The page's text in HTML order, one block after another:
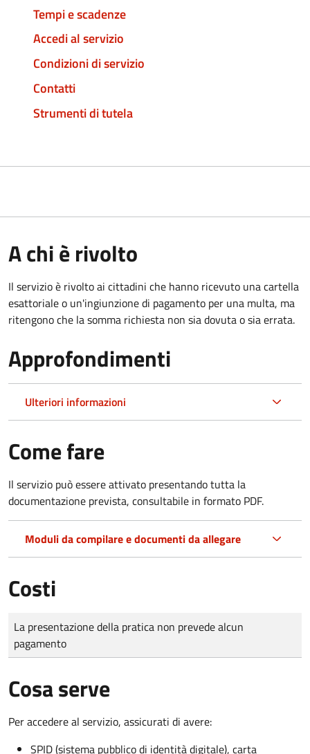
Tempi e scadenze
Accedi al servizio
Condizioni di servizio
Contatti
Strumenti di tutela
A chi è rivolto
Il servizio è rivolto ai cittadini che hanno ricevuto una cartella
esattoriale o un'ingiunzione di pagamento per una multa, ma
ritengono che la somma richiesta non sia dovuta o sia errata.
Approfondimenti
Ulteriori informazioni
Come fare
Il servizio può essere attivato presentando tutta la
documentazione prevista, consultabile in formato PDF.
Moduli da compilare e documenti da allegare
Costi
Tipo di pagamento
Importo
La presentazione della pratica non prevede alcun
pagamento
Cosa serve
Per accedere al servizio, assicurati di avere:
SPID (sistema pubblico di identità digitale), carta